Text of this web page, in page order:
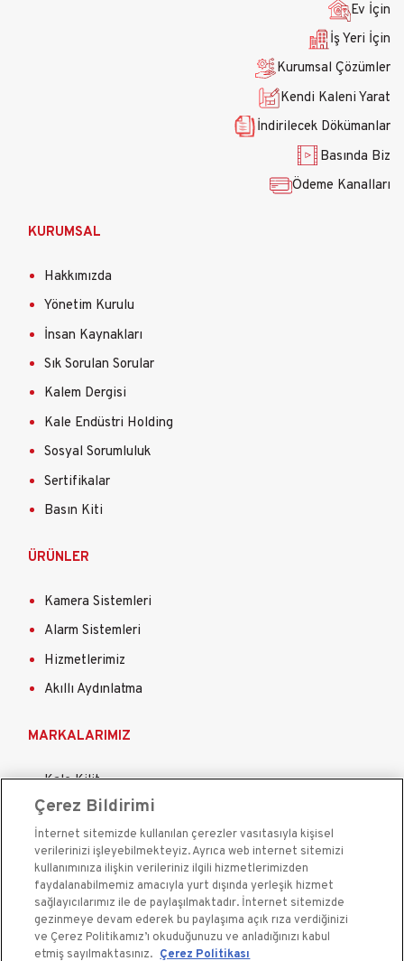
Ev İçin
İş Yeri İçin
Kurumsal Çözümler
Kendi Kaleni Yarat
İndirilecek Dökümanlar
Basında Biz
Ödeme Kanalları
KURUMSAL
Hakkımızda
Yönetim Kurulu
İnsan Kaynakları
Sık Sorulan Sorular
Kalem Dergisi
Kale Endüstri Holding
Sosyal Sorumluluk
Sertifikalar
Basın Kiti
ÜRÜNLER
Kamera Sistemleri
Alarm Sistemleri
Hizmetlerimiz
Akıllı Aydınlatma
MARKALARIMIZ
Kale Kilit
Kale Çelik Kapı
Kale Çelik Kasa
Kale Kapı Pencere Sistemleri
Kale Sigorta
Çerez Bildirimi
İnternet sitemizde kullanılan çerezler vasıtasıyla kişisel
verilerinizi işleyebilmekteyiz. Ayrıca web internet sitemizi
kullanımınıza ilişkin verileriniz ilgili hizmetlerimizden
faydalanabilmemiz amacıyla yurt dışında yerleşik hizmet
sağlayıcılarımız ile de paylaşılmaktadır. İnternet sitemizde
gezinmeye devam ederek bu paylaşıma açık rıza verdiğinizi
ve Çerez Politikamız’ı okuduğunuzu ve anladığınızı kabul
etmiş sayılmaktasınız. Çerez Politikası